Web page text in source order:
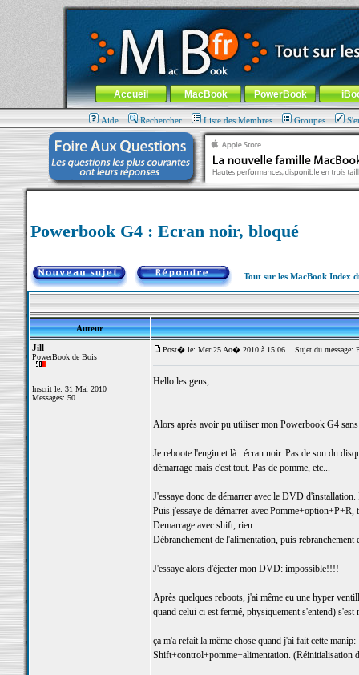
MacBook-fr.com : 100% Apple... 100% nomade !
Aller au contenu-Aller au menu général-Aller au menu de
Menu général
Accueil MacBook PowerBook
Aide Rechercher Liste des Membres Groupes
Powerbook G4 : Ecran noir, bloqué
Tout sur les MacBook Index
Auteur
Jill
PowerBook de Bois
Inscrit le: 31 Mai 2010
Messages: 50
Post� le: Mer 25 Ao� 2010 à 15:06 Sujet du message:
Hello les gens,
Alors après avoir pu utiliser mon Powerbook G4
Je reboote l'engin et là : écran noir. Pas de son du
démarrage mais c'est tout. Pas de pomme, etc...
J'essaye donc de démarrer avec le DVD
Puis j'essaye de démarrer avec Pomme+option+P+R,
Demarrage avec shift, rien.
Débranchement de l'alimentation, puis rebranchement
J'essaye alors d'éjecter mon DVD: impossible!!!!
Après quelques reboots, j'ai même eu une hyper
quand celui ci est fermé, physiquement s'entend)
ça m'a refait la même chose quand j'ai fait cette manip:
Shift+control+pomme+alimentation. (Réinitialisation